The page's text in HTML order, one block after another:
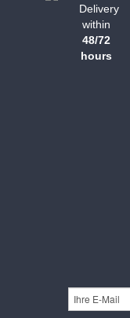
Delivery
within
48/72
hours